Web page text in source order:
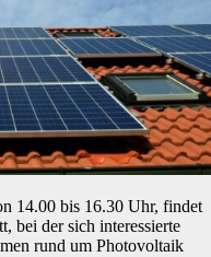
14.00 bis 16.30 Uhr, findet
bei der sich interessierte
rund um Photovoltaik